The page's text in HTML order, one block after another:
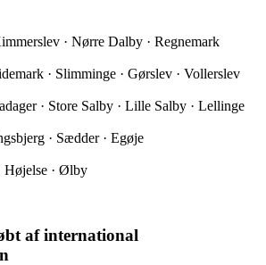
· Nørre Dalby · Regnemark
· Slimminge · Gørslev · Vollerslev
· Store Salby · Lille Salby · Lellinge
· Sædder · Egøje
Højelse · Ølby
af international